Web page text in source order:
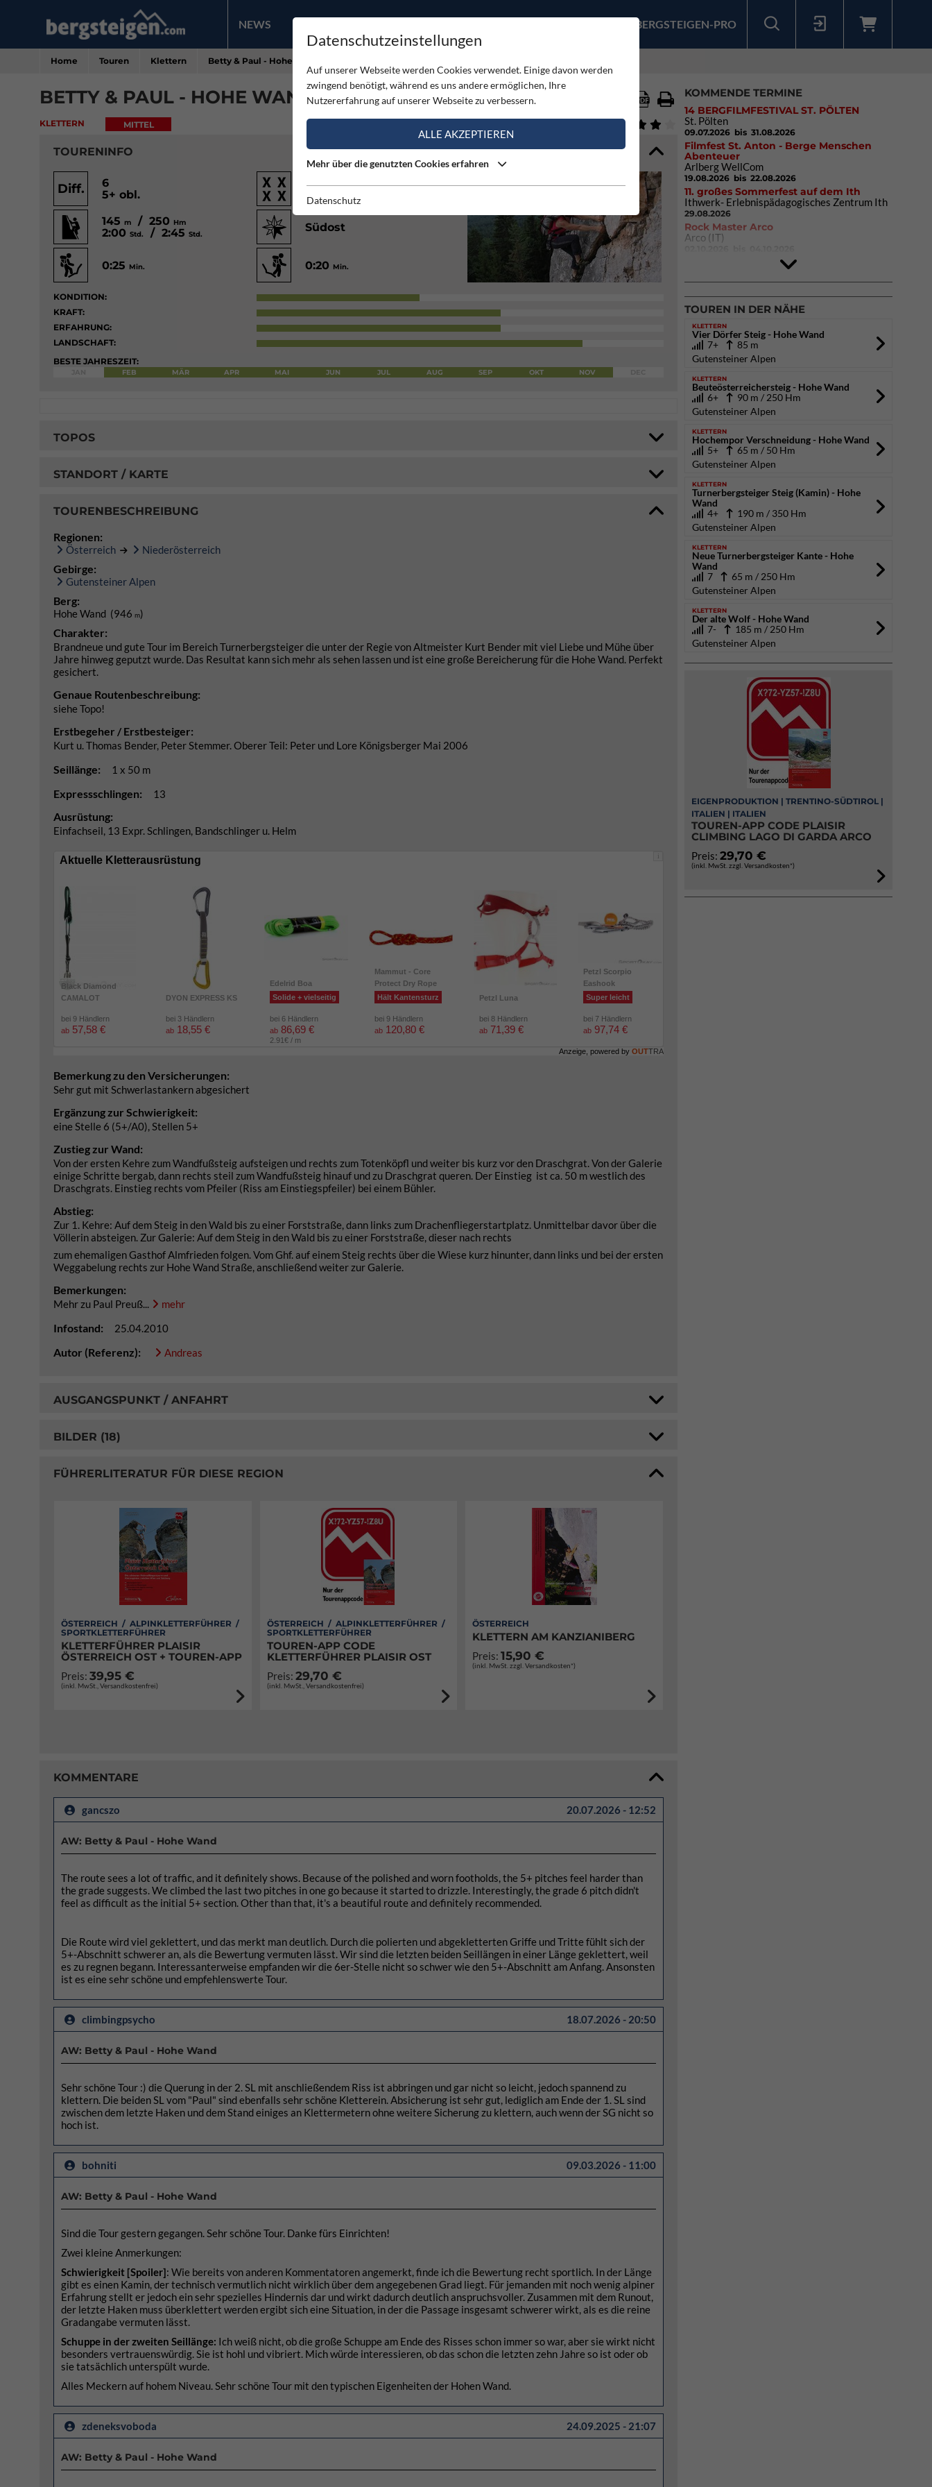
NEWS PRODUKTE BERGSTEIGEN-PRO
Home Touren Klettern Betty & Paul - Hohe Wand
BETTY & PAUL - HOHE WAND
KLETTERN MITTEL
TOURENINFO
Diff.
6
5+ obl.
Sehr gut
145m / 250 Hm
2:00Std. / 2:45Std.
Südost
0:25 Min. 0:20 Min.
KONDITION:
KRAFT:
ERFAHRUNG:
LANDSCHAFT:
BESTE JAHRESZEIT:
FEB MÄR APR MAI JUN JUL AUG SEP OKT NOV
TOPOS
STANDORT / KARTE
TOURENBESCHREIBUNG
Regionen:
Österreich Niederösterreich
Gebirge:
Gutensteiner Alpen
Berg:
Hohe Wand (946 m)
Charakter:
Brandneue und gute Tour im Bereich Turnerbergsteiger die unter der Regie von Altmeister Kurt Bender mit viel Liebe und Mühe über
Jahre hinweg geputzt wurde. Das Resultat kann sich mehr als sehen lassen und ist eine große Bereicherung für die Hohe Wand. Perfekt
gesichert.
Genaue Routenbeschreibung:
siehe Topo!
Erstbegeher / Erstbesteiger:
Kurt u. Thomas Bender, Peter Stemmer. Oberer Teil: Peter und Lore Königsberger Mai 2006
Seillänge: 1 x 50 m
Expressschlingen: 13
Ausrüstung:
Einfachseil, 13 Expr. Schlingen, Bandschlinger u. Helm
i
Aktuelle Kletterausrüstung
Black Diamond
CAMALOT
bei 9 Händlern
ab 57,58 €
DYON EXPRESS KS
bei 3 Händlern
ab 18,55 €
Edelrid Boa
Solide + vielseitig
bei 6 Händlern
ab 86,69 €
2.91€ / m
Mammut - Core
Protect Dry Rope
Hält Kantensturz
bei 9 Händlern
ab 120,80 €
Petzl Luna
bei 8 Händlern
ab 71,39 €
Petzl Scorpio
Eashook
Super leicht
bei 7 Händlern
ab 97,74 €
Anzeige, powered by OUTTRA
Bemerkung zu den Versicherungen:
Sehr gut mit Schwerlastankern abgesichert
Ergänzung zur Schwierigkeit:
eine Stelle 6 (5+/A0), Stellen 5+
Zustieg zur Wand:
Von der ersten Kehre zum Wandfußsteig aufsteigen und rechts zum Totenköpfl und weiter bis kurz vor den Draschgrat. Von der Galerie
einige Schritte bergab, dann rechts steil zum Wandfußsteig hinauf und zu Draschgrat queren. Der Einstieg ist ca. 50 m westlich des
Draschgrats. Einstieg rechts vom Pfeiler (Riss am Einstiegspfeiler) bei einem Bühler.
Abstieg:
Zur 1. Kehre: Auf dem Steig in den Wald bis zu einer Forststraße, dann links zum Drachenfliegerstartplatz. Unmittelbar davor über die
Völlerin absteigen. Zur Galerie: Auf dem Steig in den Wald bis zu einer Forststraße, dieser nach rechts
zum ehemaligen Gasthof Almfrieden folgen. Vom Ghf. auf einem Steig rechts über die Wiese kurz hinunter, dann links und bei der ersten
Weggabelung rechts zur Hohe Wand Straße, anschließend weiter zur Galerie.
Bemerkungen:
Mehr zu Paul Preuß... mehr
Infostand: 25.04.2010
Autor (Referenz): Andreas
AUSGANGSPUNKT / ANFAHRT
BILDER (18)
FÜHRERLITERATUR FÜR DIESE REGION
ÖSTERREICH / ALPINKLETTERFÜHRER /
SPORTKLETTERFÜHRER
KLETTERFÜHRER PLAISIR
ÖSTERREICH OST + TOUREN-APP
Preis: 39,95 €
(inkl. MwSt., Versandkostenfrei)
ÖSTERREICH / ALPINKLETTERFÜHRER /
SPORTKLETTERFÜHRER
TOUREN-APP CODE
KLETTERFÜHRER PLAISIR OST
Preis: 29,70 €
(inkl. MwSt., Versandkostenfrei)
ÖSTERREICH
KLETTERN AM KANZIANIBERG
Preis:15,90 €
(inkl. MwSt. zzgl. Versandkosten*)
KOMMENTARE
gancszo 20.07.2026 - 12:52
AW: Betty & Paul - Hohe Wand
The route sees a lot of traffic, and it definitely shows. Because of the polished and worn footholds, the 5+ pitches feel harder than
the grade suggests. We climbed the last two pitches in one go because it started to drizzle. Interestingly, the grade 6 pitch didn't
feel as difficult as the initial 5+ section. Other than that, it's a beautiful route and definitely recommended.
Die Route wird viel geklettert, und das merkt man deutlich. Durch die polierten und abgekletterten Griffe und Tritte fühlt sich der
5+-Abschnitt schwerer an, als die Bewertung vermuten lässt. Wir sind die letzten beiden Seillängen in einer Länge geklettert, weil
es zu regnen begann. Interessanterweise empfanden wir die 6er-Stelle nicht so schwer wie den 5+-Abschnitt am Anfang. Ansonsten
ist es eine sehr schöne und empfehlenswerte Tour.
climbingpsycho 18.07.2026 - 20:50
AW: Betty & Paul - Hohe Wand
Sehr schöne Tour :) die Querung in der 2. SL mit anschließendem Riss ist abbringen und gar nicht so leicht, jedoch spannend zu
klettern. Die beiden SL vom "Paul" sind ebenfalls sehr schöne Kletterein. Absicherung ist sehr gut, lediglich am Ende der 1. SL sind
zwischen dem letzte Haken und dem Stand einiges an Klettermetern ohne weitere Sicherung zu klettern, auch wenn der SG nicht so
hoch ist.
bohniti 09.03.2026 - 11:00
AW: Betty & Paul - Hohe Wand
Sind die Tour gestern gegangen. Sehr schöne Tour. Danke fürs Einrichten!
Zwei kleine Anmerkungen:
Schwierigkeit [Spoiler]: Wie bereits von anderen Kommentatoren angemerkt, finde ich die Bewertung recht sportlich. In der Länge
gibt es einen Kamin, der technisch vermutlich nicht wirklich über dem angegebenen Grad liegt. Für jemanden mit noch wenig alpiner
Erfahrung stellt er jedoch ein sehr spezielles Hindernis dar und wirkt dadurch deutlich anspruchsvoller. Zusammen mit dem Runout,
der letzte Haken muss überklettert werden ergibt sich eine Situation, in der die Passage insgesamt schwerer wirkt, als es die reine
Gradangabe vermuten lässt.
Schuppe in der zweiten Seillänge: Ich weiß nicht, ob die große Schuppe am Ende des Risses schon immer so war, aber sie wirkt nicht
besonders vertrauenswürdig. Sie ist hohl und vibriert. Mich würde interessieren, ob das schon die letzten zehn Jahre so ist oder ob
sie tatsächlich unterspült wurde.
Alles Meckern auf hohem Niveau. Sehr schöne Tour mit den typischen Eigenheiten der Hohen Wand.
zdeneksvoboda 24.09.2025 - 21:07
AW: Betty & Paul - Hohe Wand
KOMMENDE TERMINE
14 BERGFILMFESTIVAL ST. PÖLTEN
St. Pölten
09.07.2026 bis 31.08.2026
Filmfest St. Anton - Berge Menschen
Abenteuer
Arlberg WellCom
19.08.2026 bis 22.08.2026
11. großes Sommerfest auf dem Ith
Ithwerk- Erlebnispädagogisches Zentrum Ith
29.08.2026
Rock Master Arco
Arco (IT)
9. Eiskletter Festival Osttirol
08.01.2027bis 10.01.2027
TOUREN IN DER NÄHE
KLETTERN
Vier Dörfer Steig - Hohe Wand
7+
85 m
Gutensteiner Alpen
KLETTERN
Beuteösterreichersteig - Hohe Wand
6+
90 m / 250 Hm
Gutensteiner Alpen
KLETTERN
Hochempor Verschneidung - Hohe Wand
5+
65 m / 50 Hm
Gutensteiner Alpen
KLETTERN
Turnerbergsteiger Steig (Kamin) - Hohe
Wand
4+
190 m / 350 Hm
Gutensteiner Alpen
KLETTERN
Neue Turnerbergsteiger Kante - Hohe
Wand
7
65 m / 250 Hm
Gutensteiner Alpen
KLETTERN
Der alte Wolf - Hohe Wand
7-
185 m / 250 Hm
Gutensteiner Alpen
EIGENPRODUKTION | TRENTINO-SÜDTIROL |
ITALIEN | ITALIEN
TOUREN-APP CODE PLAISIR
CLIMBING LAGO DI GARDA ARCO
Preis: 29,70 €
(inkl. MwSt. zzgl. Versandkosten*)
Datenschutzeinstellungen
Auf unserer Webseite werden Cookies verwendet. Einige davon werden
zwingend benötigt, während es uns andere ermöglichen, Ihre
Nutzererfahrung auf unserer Webseite zu verbessern.
ALLE AKZEPTIEREN
Mehr über die genutzten Cookies erfahren
Datenschutz